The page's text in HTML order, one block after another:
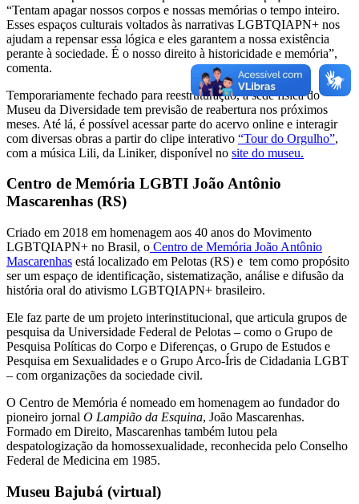
“Tentam apagar nossos corpos e nossas memórias o tempo inteiro.
Esses espaços culturais voltados às narrativas LGBTQIAPN+ nos
ajudam a repensar essa lógica e eles garantem a nossa existência
perante à sociedade. É o nosso direito à historicidade e memória”,
comenta.
Temporariamente fechado para reestruturação, a sede física do
Museu da Diversidade tem previsão de reabertura nos próximos
meses. Até lá, é possível acessar parte do acervo online e interagir
com diversas obras a partir do clipe interativo “Tour do Orgulho”,
com a música Lili, da Liniker, disponível no site do museu.
Centro de Memória LGBTI João Antônio
Mascarenhas (RS)
Criado em 2018 em homenagem aos 40 anos do Movimento
LGBTQIAPN+ no Brasil, o Centro de Memória João Antônio
Mascarenhas está localizado em Pelotas (RS) e tem como propósito
ser um espaço de identificação, sistematização, análise e difusão da
história oral do ativismo LGBTQIAPN+ brasileiro.
Ele faz parte de um projeto interinstitucional, que articula grupos de
pesquisa da Universidade Federal de Pelotas – como o Grupo de
Pesquisa Políticas do Corpo e Diferenças, o Grupo de Estudos e
Pesquisa em Sexualidades e o Grupo Arco-Íris de Cidadania LGBT
– com organizações da sociedade civil.
O Centro de Memória é nomeado em homenagem ao fundador do
pioneiro jornal O Lampião da Esquina, João Mascarenhas.
Formado em Direito, Mascarenhas também lutou pela
despatologização da homossexualidade, reconhecida pelo Conselho
Federal de Medicina em 1985.
Museu Bajubá (virtual)